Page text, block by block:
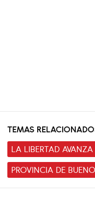
TEMAS
LA LIBERTAD AVANZA
PROVINCIA DE